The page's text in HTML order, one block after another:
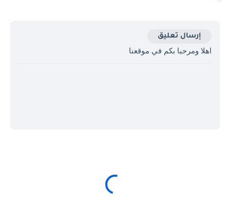
إرسال تعليق
اهلا ومرحبا بكم في موقعنا